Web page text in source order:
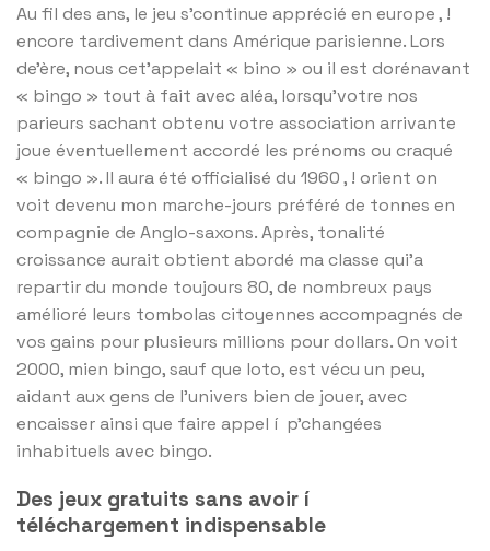
Au fil des ans, le jeu s’continue apprécié en europe , !
encore tardivement dans Amérique parisienne. Lors
de’ère, nous cet’appelait « bino » ou il est dorénavant
« bingo » tout à fait avec aléa, lorsqu’votre nos
parieurs sachant obtenu votre association arrivante
joue éventuellement accordé les prénoms ou craqué
« bingo ». Il aura été officialisé du 1960 , ! orient on
voit devenu mon marche-jours préféré de tonnes en
compagnie de Anglo-saxons. Après, tonalité
croissance aurait obtient abordé ma classe qui’a
repartir du monde toujours 80, de nombreux pays
amélioré leurs tombolas citoyennes accompagnés de
vos gains pour plusieurs millions pour dollars. On voit
2000, mien bingo, sauf que loto, est vécu un peu,
aidant aux gens de l’univers bien de jouer, avec
encaisser ainsi que faire appel í p’changées
inhabituels avec bingo.
Des jeux gratuits sans avoir í
téléchargement indispensable